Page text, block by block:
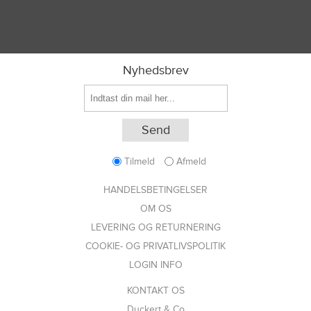
Nyhedsbrev
Tilmeld Afmeld
HANDELSBETINGELSER
OM OS
LEVERING OG RETURNERING
COOKIE- OG PRIVATLIVSPOLITIK
LOGIN INFO
KONTAKT OS